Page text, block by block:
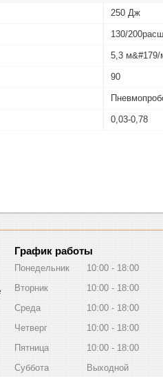
250 Дж
130/200расш.
5,3 м&#179/
90
0,03-0,78
График работы
Понедельник 10:00
18:00
Вторник
10:00
18:00
Среда
10:00
18:00
Четверг
10:00
18:00
Пятница
10:00
18:00
Суббота
Выходной